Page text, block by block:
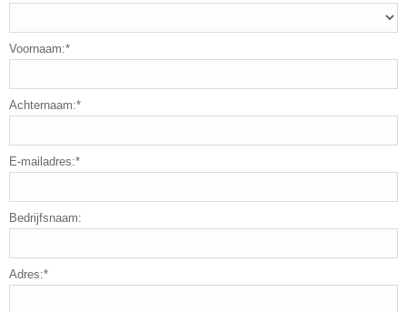
Voornaam:*
Achternaam:*
E-mailadres:*
Bedrijfsnaam:
Adres:*